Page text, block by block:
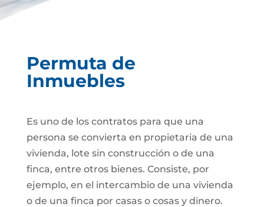
Permuta de
Inmuebles
Es uno de los contratos para que una
persona se convierta en propietaria de una
vivienda, lote sin construcción o de una
finca, entre otros bienes. Consiste, por
ejemplo, en el intercambio de una vivienda
o de una finca por casas o cosas y dinero.